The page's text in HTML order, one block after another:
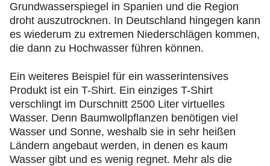
Grundwasserspiegel in Spanien und die Region
droht auszutrocknen. In Deutschland hingegen kann
es wiederum zu extremen Niederschlägen kommen,
die dann zu Hochwasser führen können.
Ein weiteres Beispiel für ein wasserintensives
Produkt ist ein T-Shirt. Ein einziges T-Shirt
verschlingt im Durschnitt 2500 Liter virtuelles
Wasser. Denn Baumwollpflanzen benötigen viel
Wasser und Sonne, weshalb sie in sehr heißen
Ländern angebaut werden, in denen es kaum
Wasser gibt und es wenig regnet. Mehr als die